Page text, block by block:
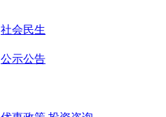
社会民生
公示公告